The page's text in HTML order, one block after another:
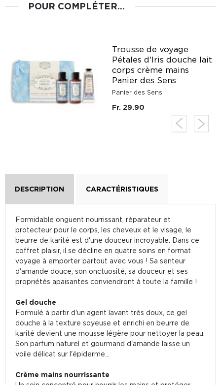
POUR COMPLÉTER...
Trousse de voyage
Pétales d'Iris douche lait
corps crème mains
Panier des Sens
Panier des Sens
Fr. 29.90
DESCRIPTION CARACTÉRISTIQUES
Formidable onguent nourrissant, réparateur et
protecteur pour le corps, les cheveux et le visage, le
beurre de karité est d'une douceur incroyable. Dans ce
coffret plaisir, il se décline en quatre soins en format
voyage à emporter partout avec vous ! Sa senteur
d'amande douce, son onctuosité, sa douceur et ses
propriétés apaisantes conviendront à toute la famille !
Gel douche
Formulé à partir d'un agent lavant très doux, ce gel
douche à la texture soyeuse et enrichi en beurre de
karité devient une mousse légère pour nettoyer la peau.
Son parfum naturel et gourmand d'amande laisse un
voile délicat sur l'épiderme...
Crème mains nourrissante